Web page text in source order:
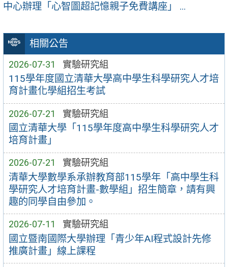
相關公告
2026-07-31 實驗研究組
115學年度國立清華大學高中學生科學研究人才培
育計畫化學組招生考試
2026-07-21 實驗研究組
國立清華大學「115學年度高中學生科學研究人才
培育計畫」
2026-07-21 實驗研究組
清華大學數學系承辦教育部115學年「高中學生科
學研究人才培育計畫-數學組」招生簡章，請有興
趣的同學自由參加。
2026-07-11 實驗研究組
國立暨南國際大學辦理「青少年AI程式設計先修
推廣計畫」線上課程
中心辦理「心智圖超記憶親子免費講座」 ...